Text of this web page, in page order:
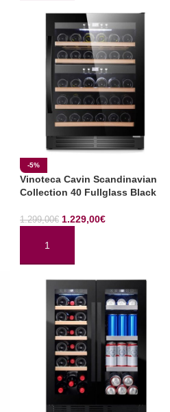
-5%
Vinoteca Cavin Scandinavian
Collection 40 Fullglass Black
1.299,00€ 1.229,00€
AÑADIR AL CARRITO